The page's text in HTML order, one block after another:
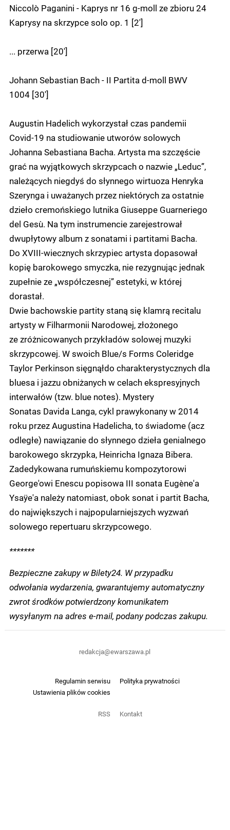
Niccolò Paganini - Kaprys nr 16 g-moll ze zbioru 24
Kaprysy na skrzypce solo op. 1 [2']
... przerwa [20']
Johann Sebastian Bach - II Partita d-moll BWV
1004 [30']
Augustin Hadelich wykorzystał czas pandemii
Covid-19 na studiowanie utworów solowych
Johanna Sebastiana Bacha. Artysta ma szczęście
grać na wyjątkowych skrzypcach o nazwie „Leduc”,
należących niegdyś do słynnego wirtuoza Henryka
Szerynga i uważanych przez niektórych za ostatnie
dzieło cremońskiego lutnika Giuseppe Guarneriego
del Gesù. Na tym instrumencie zarejestrował
dwupłytowy album z sonatami i partitami Bacha.
Do XVIII-wiecznych skrzypiec artysta dopasował
kopię barokowego smyczka, nie rezygnując jednak
zupełnie ze „współczesnej” estetyki, w której
dorastał.
Dwie bachowskie partity staną się klamrą recitalu
artysty w Filharmonii Narodowej, złożonego
ze zróżnicowanych przykładów solowej muzyki
skrzypcowej. W swoich Blue/s Forms Coleridge
Taylor Perkinson sięgnąłdo charakterystycznych dla
bluesa i jazzu obniżanych w celach ekspresyjnych
interwałów (tzw. blue notes). Mystery
Sonatas Davida Langa, cykl prawykonany w 2014
roku przez Augustina Hadelicha, to świadome (acz
odległe) nawiązanie do słynnego dzieła genialnego
barokowego skrzypka, Heinricha Ignaza Bibera.
Zadedykowana rumuńskiemu kompozytorowi
George'owi Enescu popisowa III sonata Eugène'a
Ysaÿe'a należy natomiast, obok sonat i partit Bacha,
do największych i najpopularniejszych wyzwań
solowego repertuaru skrzypcowego.
*******
Bezpieczne zakupy w Bilety24. W przypadku
odwołania wydarzenia, gwarantujemy automatyczny
zwrot środków potwierdzony komunikatem
wysyłanym na adres e-mail, podany podczas zakupu.
Regulamin serwisu
Polityka prywatności
Ustawienia plików cookies
RSS Kontakt
redakcja@ewarszawa.pl